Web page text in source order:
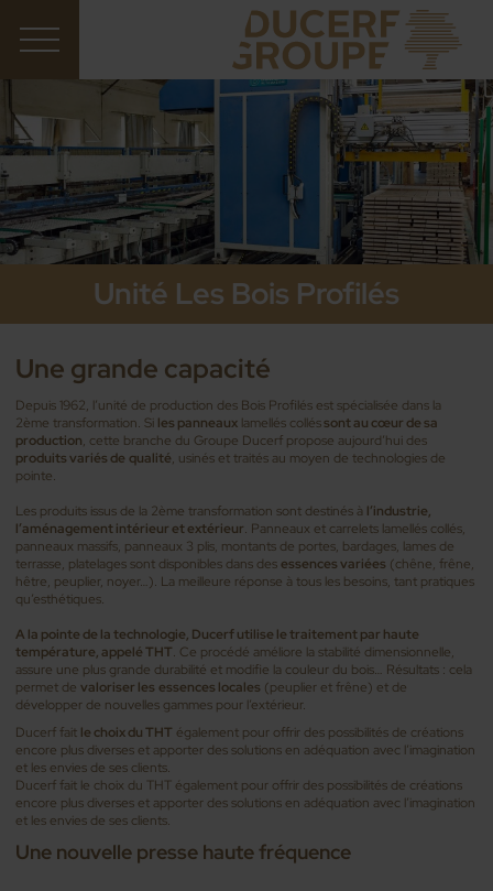
Unité Les Bois Profilés
Une grande capacité
Depuis 1962, l’unité de production des Bois Profilés est spécialisée dans la
2ème transformation. Si les panneaux lamellés colléssont au cœur de sa
production, cette branche du Groupe Ducerf propose aujourd’hui des
produits variés de qualité, usinés et traités au moyen de technologies de
pointe.
Les produits issus de la 2ème transformation sont destinés à l’industrie,
l’aménagement intérieur et extérieur. Panneaux et carrelets lamellés collés,
panneaux massifs, panneaux 3 plis, montants de portes, bardages, lames de
terrasse, platelages sont disponibles dans desessences variées (chêne, frêne,
hêtre, peuplier, noyer…). La meilleure réponse à tous les besoins, tant pratiques
qu’esthétiques.
A la pointe de la technologie, Ducerf utilise le traitement par haute
température, appelé THT. Ce procédé améliore la stabilité dimensionnelle,
assure une plus grande durabilité et modifie la couleur du bois… Résultats : cela
permet devaloriser les essences locales (peuplier et frêne) et de
développer de nouvelles gammes pour l’extérieur.
Ducerf fait le choix du THT également pour offrir des possibilités de créations
encore plus diverses et apporter des solutions en adéquation avec l’imagination
et les envies de ses clients.
Ducerf fait le choix du THT également pour offrir des possibilités de créations
encore plus diverses et apporter des solutions en adéquation avec l’imagination
et les envies de ses clients.
Une nouvelle presse haute fréquence